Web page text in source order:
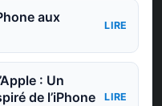
aux
LIRE
: Un
de l’iPhone
LIRE